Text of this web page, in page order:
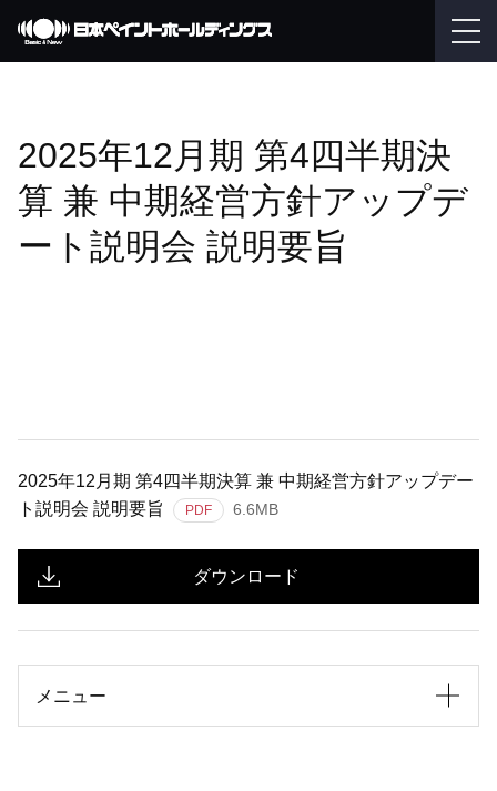
2025年12月期 第4四半期決
算 兼 中期経営方針アップデ
ート説明会 説明要旨
ダウンロード
2025年12月期 第4四半期決算 兼 中期経営方針アップデー
ト説明会 説明要旨
PDF 6.6MB
メニュー